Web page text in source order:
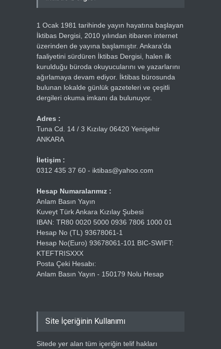
1 Ocak 1981 tarihinde yayın hayatına başlayan
İktibas Dergisi, 2010 yılından itibaren internet
üzerinden de yayına başlamıştır. Ankara’da
faaliyetini sürdüren İktibas Dergisi, halen ilk
kurulduğu büroda okuyucularını ve yazarlarını
ağırlamaya devam ediyor. İktibas bürosunda
bulunan lokalde günlük gazeteleri ve çeşitli
dergileri okuma imkanı da bulunuyor.
Adres :
Tuna Cd. 14 / 3 Kızılay 06420 Yenişehir
ANKARA
İletişim :
0312 435 37 60 - iktibas@yahoo.com
Hesap Numaralarımız :
Anlam Basın Yayın
Kuveyt Türk Ankara Kızılay Şubesi
IBAN: TR80 0020 5000 0936 7806 1000 01
Hesap No (TL) 93678061-1
Hesap No(Euro) 93678061-101 BIC-SWIFT:
KTEFTRISXXX
Posta Çeki Hesabı:
Anlam Basın Yayın - 150179 Nolu Hesap
Site İçeriğinin Kullanımı
Sitede yer alan tüm içeriğin telif hakları